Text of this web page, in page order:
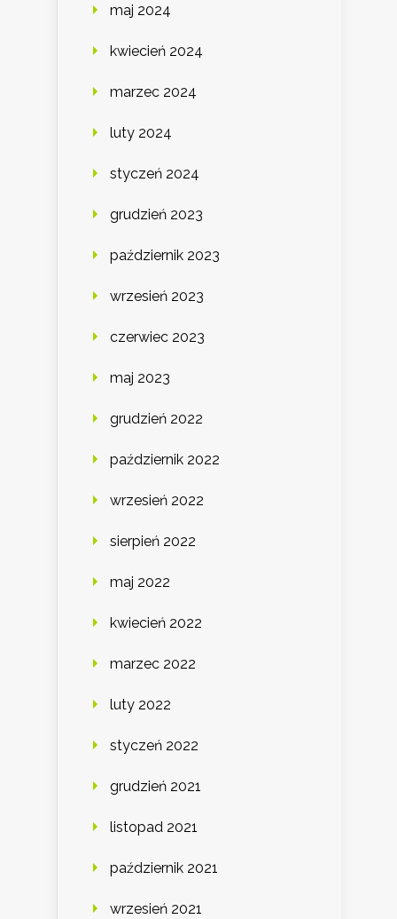
maj 2024
kwiecień 2024
marzec 2024
luty 2024
styczeń 2024
grudzień 2023
październik 2023
wrzesień 2023
czerwiec 2023
maj 2023
grudzień 2022
październik 2022
wrzesień 2022
sierpień 2022
maj 2022
kwiecień 2022
marzec 2022
luty 2022
styczeń 2022
grudzień 2021
listopad 2021
październik 2021
wrzesień 2021